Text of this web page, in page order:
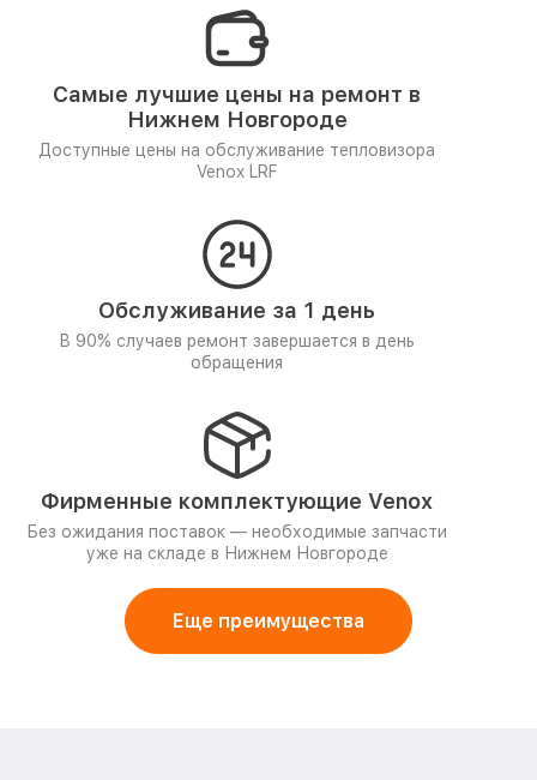
Самые лучшие цены на ремонт в
Нижнем Новгороде
Доступные цены на обслуживание тепловизора
Venox LRF
Обслуживание за 1 день
В 90% случаев ремонт завершается в день
обращения
Фирменные комплектующие Venox
Без ожидания поставок — необходимые запчасти
уже на складе в Нижнем Новгороде
Еще преимущества